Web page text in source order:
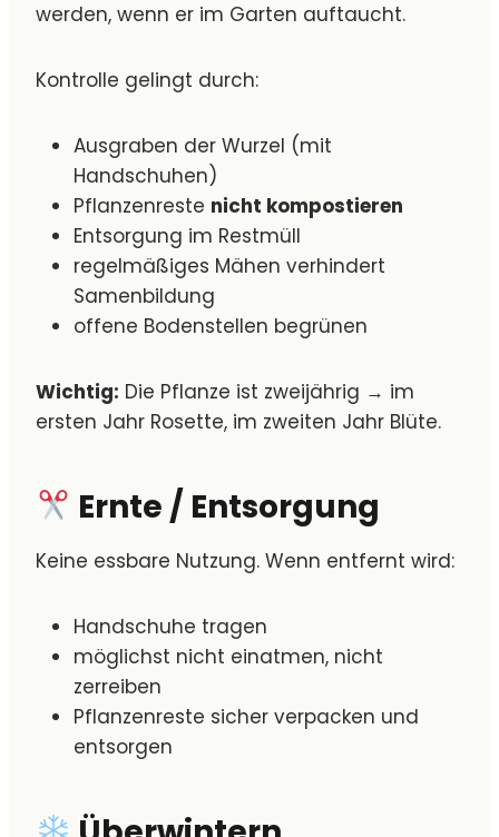
werden, wenn er im Garten auftaucht.
Kontrolle gelingt durch:
Ausgraben der Wurzel (mit
Handschuhen)
Pflanzenreste nicht kompostieren
Entsorgung im Restmüll
regelmäßiges Mähen verhindert
Samenbildung
offene Bodenstellen begrünen
Wichtig: Die Pflanze ist zweijährig → im
ersten Jahr Rosette, im zweiten Jahr Blüte.
Ernte / Entsorgung
Keine essbare Nutzung. Wenn entfernt wird:
Handschuhe tragen
möglichst nicht einatmen, nicht
zerreiben
Pflanzenreste sicher verpacken und
entsorgen